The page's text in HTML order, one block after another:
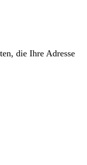
die Ihre Adresse